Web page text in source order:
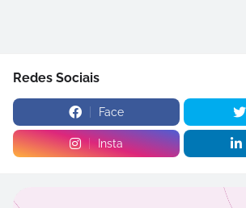
Redes Sociais
Face
Insta